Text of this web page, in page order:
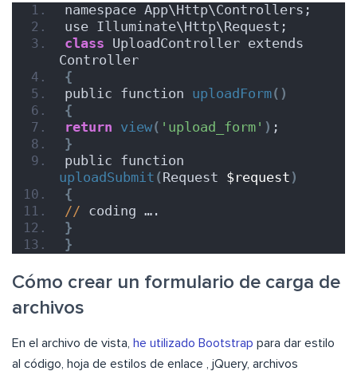
namespace App\Http\Controllers;
use Illuminate\Http\Request;
class UploadController extends
Controller
{
public function uploadForm()
{
return view( 'upload_form' ) ;
}
uploadSubmit (Request $request )
{
// coding ….
}
}
Cómo crear un formulario de carga de
archivos
En el archivo de vista, he utilizado Bootstrap para dar estilo
al código, hoja de estilos de enlace , jQuery, archivos